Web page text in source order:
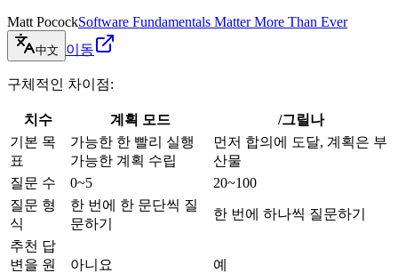
Matt PocockSoftware Fundamentals Matter More Than Ever
中文 이동
구체적인 차이점:
치수 계획 모드
/그릴나
기본 목
표
가능한 한 빨리 실행
가능한 계획 수립
먼저 합의에 도달, 계획은 부
산물
질문 수
0~5
20~100
질문 형
식
한 번에 한 문단씩 질
문하기
한 번에 하나씩 질문하기
추천 답
변을 원
아니요 예